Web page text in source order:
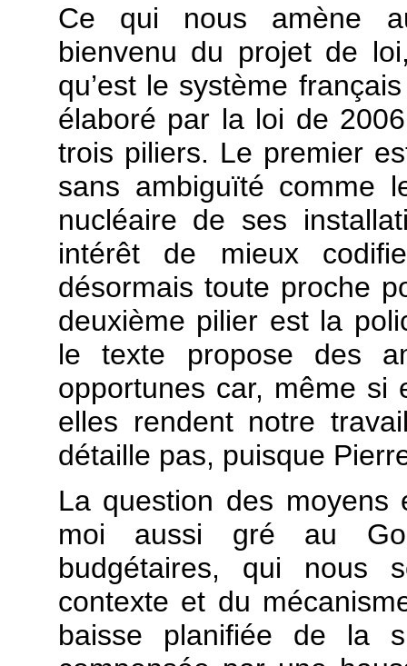
Ce qui nous amène
bienvenu du projet de
qu’est le système
élaboré par la loi de
trois piliers. Le premier
sans ambiguïté comme
nucléaire de ses
intérêt de mieux
désormais toute proche
deuxième pilier est la
le texte propose des
opportunes car, même
elles rendent notre
détaille pas, puisque
La question des moyens
moi aussi gré au
budgétaires, qui nous
contexte et du
baisse planifiée de la